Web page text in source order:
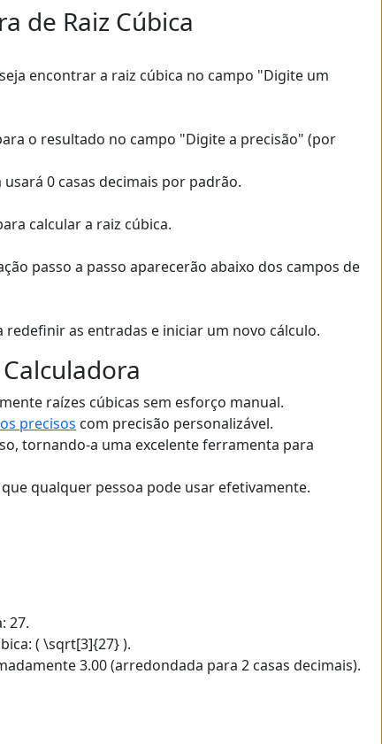
de Raiz Cúbica
encontrar a raiz cúbica no campo "Digite um
o resultado no campo "Digite a precisão" (por
0 casas decimais por padrão.
calcular a raiz cúbica.
passo a passo aparecerão abaixo dos campos de
as entradas e iniciar um novo cálculo.
raízes cúbicas sem esforço manual.
precisos com precisão personalizável.
tornando-a uma excelente ferramenta para
qualquer pessoa pode usar efetivamente.
27.
( \sqrt[3]{27} ).
3.00 (arredondada para 2 casas decimais).